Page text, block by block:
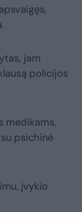
jam
policijos
medikams,
psichinė
įvykio